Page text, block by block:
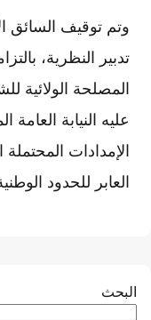
وتم توقيف السائق
تدبير النظرية،
المصلحة الولائية
عليه النيابة
الإمدادات
العابر للحدود
البحث